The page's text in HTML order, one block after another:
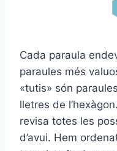
Cada paraula
paraules més
«tutis» són
lletres de
revisa totes les
d’avui. Hem